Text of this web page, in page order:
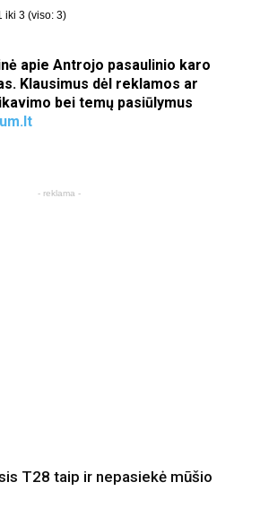
iki 3 (viso: 3)
apie Antrojo pasaulinio karo
Klausimus dėl reklamos ar
bei temų pasiūlymus
- reklama -
T28 taip ir nepasiekė mūšio